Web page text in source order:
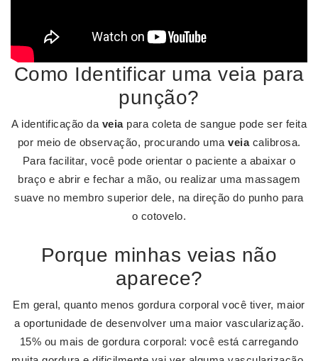
Como Identificar uma veia para
punção?
A identificação da veiapara coleta de sangue pode ser feita
por meio de observação, procurando uma veiacalibrosa.
Para facilitar, você pode orientar o paciente a abaixar o
braço e abrir e fechar a mão, ou realizar uma massagem
suave no membro superior dele, na direção do punho para
o cotovelo.
Porque minhas veias não
aparece?
Em geral, quanto menos gordura corporal você tiver, maior
a oportunidade de desenvolver uma maior vascularização.
15% ou mais de gordura corporal: você está carregando